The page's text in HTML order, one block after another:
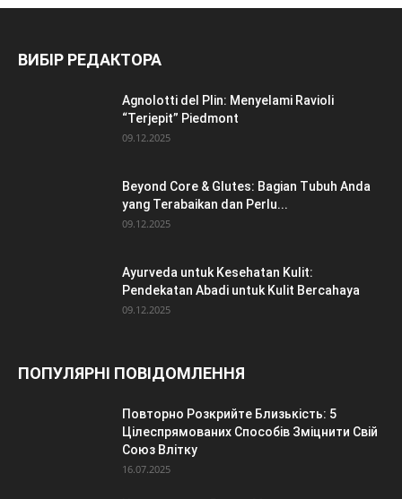
ВИБІР РЕДАКТОРА
Agnolotti del Plin: Menyelami Ravioli
“Terjepit” Piedmont
09.12.2025
Beyond Core & Glutes: Bagian Tubuh Anda
yang Terabaikan dan Perlu...
09.12.2025
Ayurveda untuk Kesehatan Kulit:
Pendekatan Abadi untuk Kulit Bercahaya
09.12.2025
ПОПУЛЯРНІ ПОВІДОМЛЕННЯ
Повторно Розкрийте Близькість: 5
Цілеспрямованих Способів Зміцнити Свій
Союз Влітку
16.07.2025